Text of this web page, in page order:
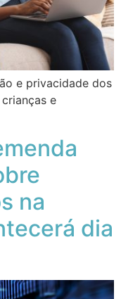
e privacidade dos
e
na
dia